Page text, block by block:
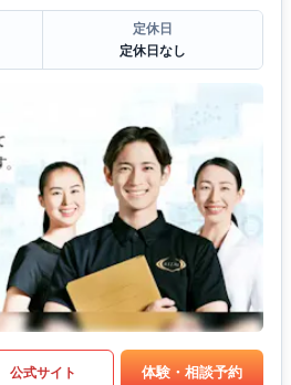
定休日
定休日なし
公式サイト 体験・相談予約